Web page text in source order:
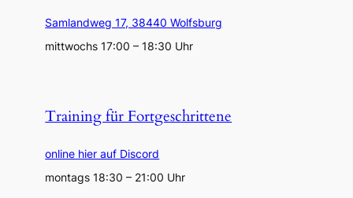
Samlandweg 17, 38440 Wolfsburg
mittwochs 17:00 – 18:30 Uhr
Training für Fortgeschrittene
online hier auf Discord
montags 18:30 – 21:00 Uhr